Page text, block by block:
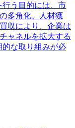
う目的には、市
多角化、人材獲
収により、企業は
ャネルを拡大する
な取り組みが必